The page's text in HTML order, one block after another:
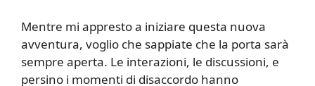
Mentre mi appresto a iniziare questa nuova
avventura, voglio che sappiate che la porta sarà
sempre aperta. Le interazioni, le discussioni, e
persino i momenti di disaccordo hanno